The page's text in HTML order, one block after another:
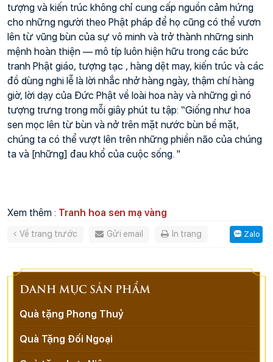
tượng và kiến ​​trúc không chỉ cung cấp nguồn cảm hứng
cho những người theo Phật pháp để họ cũng có thể vươn
lên từ vũng bùn của sự vô minh và trở thành những sinh
mệnh hoàn thiện — mô típ luôn hiện hữu trong các bức
tranh Phật giáo, tượng tạc , hàng dệt may, kiến ​​trúc và các
đồ dùng nghi lễ là lời nhắc nhở hàng ngày, thậm chí hàng
giờ, lời dạy của Đức Phật về loài hoa này và những gì nó
tượng trưng trong mỗi giây phút tu tập: “Giống như hoa
sen mọc lên từ bùn và nở trên mặt nước bùn bề mặt,
chúng ta có thể vượt lên trên những phiền não của chúng
ta và [những] đau khổ của cuộc sống. "
Xem thêm : Tranh hoa sen mạ vàng
Về trang trước Gửi email In trang Zalo
DANH MỤC SẢN PHẨM
Quà tặng Phong Thuỷ
Quà Tặng Đối Ngoại